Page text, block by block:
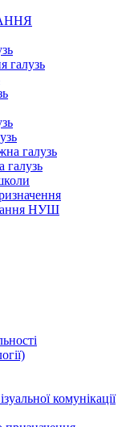
галузь
галузь
галузь
НУШ
комунікації